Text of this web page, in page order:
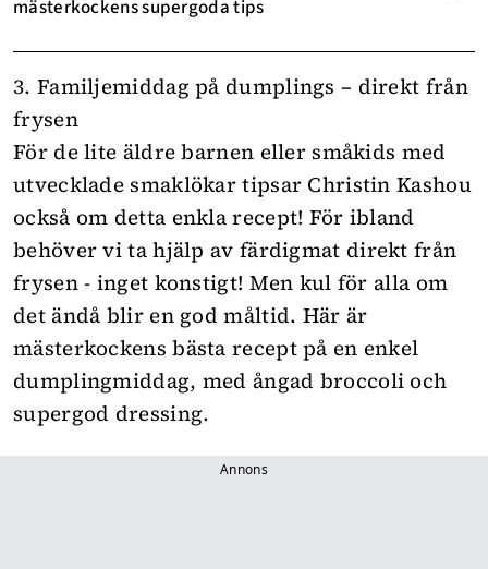
mästerkockens supergoda tips
3. Familjemiddag på dumplings – direkt från
frysen
För de lite äldre barnen eller småkids med
utvecklade smaklökar tipsar Christin Kashou
också om detta enkla recept! För ibland
behöver vi ta hjälp av färdigmat direkt från
frysen - inget konstigt! Men kul för alla om
det ändå blir en god måltid. Här är
mästerkockens bästa recept på en enkel
dumplingmiddag, med ångad broccoli och
supergod dressing.
Annons